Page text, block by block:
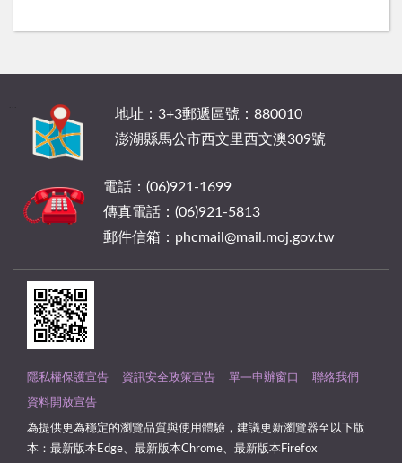
地址：3+3郵遞區號：880010
澎湖縣馬公市西文里西文澳309號
電話：(06)921-1699
傳真電話：(06)921-5813
郵件信箱：phcmail@mail.moj.gov.tw
隱私權保護宣告 資訊安全政策宣告 單一申辦窗口 聯絡我們
資料開放宣告
為提供更為穩定的瀏覽品質與使用體驗，建議更新瀏覽器至以下版
本：最新版本Edge、最新版本Chrome、最新版本Firefox